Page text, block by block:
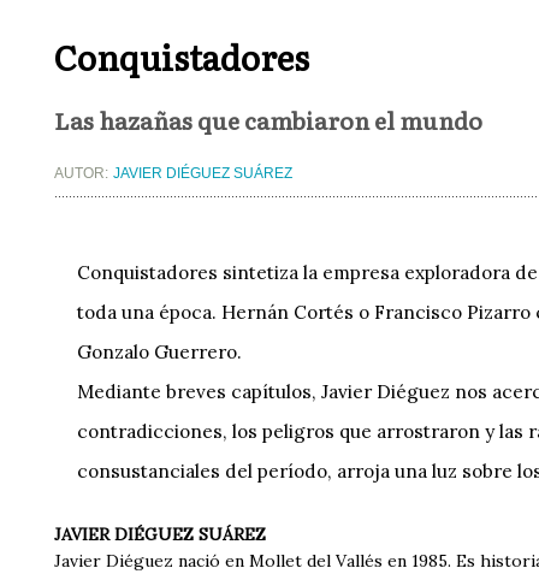
Conquistadores
Las hazañas que cambiaron el mundo
AUTOR: JAVIER DIÉGUEZ SUÁREZ
Conquistadores sintetiza la empresa exploradora
toda una época. Hernán Cortés o Francisco
Gonzalo Guerrero.
Mediante breves capítulos, Javier Diéguez nos
contradicciones, los peligros que arrostraron y las
consustanciales del período, arroja una luz sobre
JAVIER DIÉGUEZ SUÁREZ
Javier Diéguez nació en Mollet del Vallés en 1985. Es